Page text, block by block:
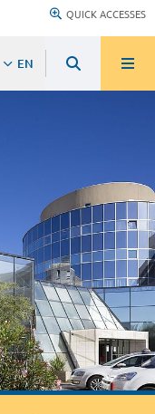
QUICK ACCESSES
EN